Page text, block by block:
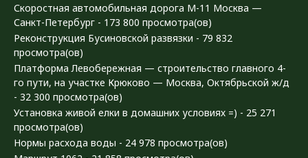
Скоростная автомобильная дорога М-11 Москва —
Санкт-Петербург - 173 800 просмотра(ов)
Реконструкция Бусиновской развязки - 79 832
просмотра(ов)
Платформа Левобережная — строительство главного 4-
го пути, на участке Крюково — Москва, Октябрьской ж/д
- 32 300 просмотра(ов)
Установка живой елки в домашних условиях =) - 25 271
просмотра(ов)
Нормы расхода воды - 24 978 просмотра(ов)